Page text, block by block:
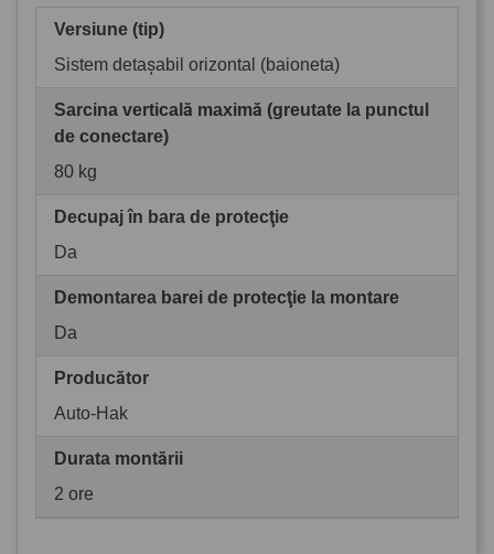
Versiune (tip)
Sistem detașabil orizontal (baioneta)
Sarcina verticală maximă (greutate la punctul
de conectare)
80 kg
Decupaj în bara de protecţie
Da
Demontarea barei de protecţie la montare
Da
Producător
Auto-Hak
Durata montării
2 ore